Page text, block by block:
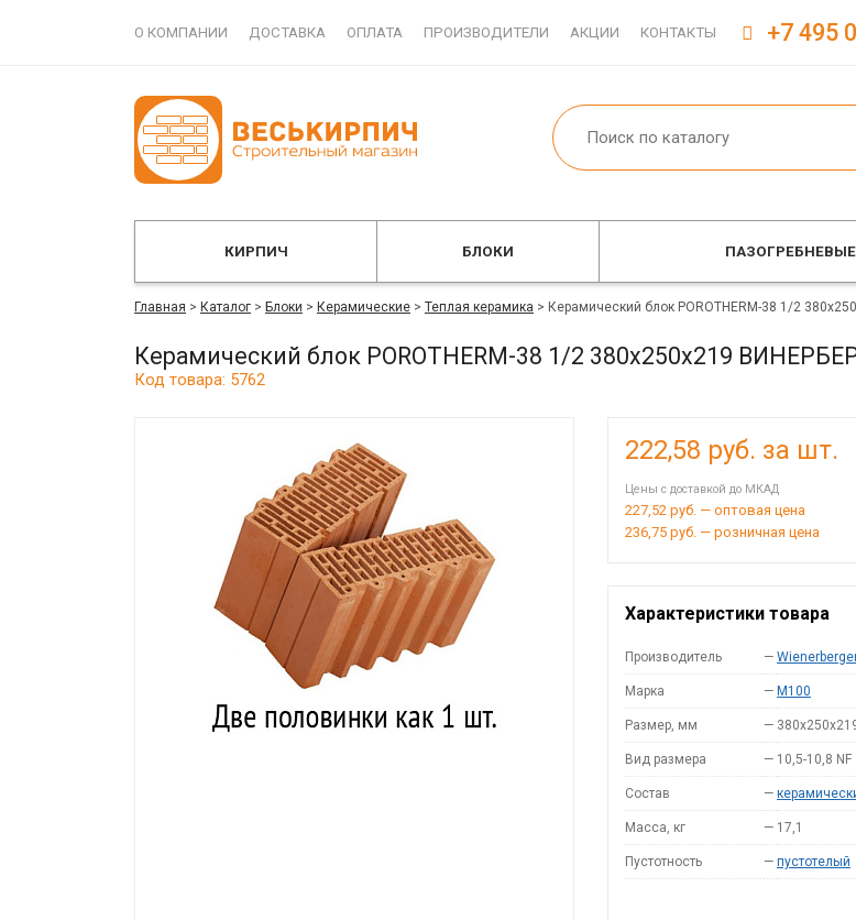
О КОМПАНИИ ДОСТАВКА ОПЛАТА ПРОИЗВОДИТЕЛИ АКЦИИ КОНТАКТЫ +7 495
КИРПИЧ БЛОКИ
Главная > Каталог > Блоки > Керамические > Теплая керамика > Керамический блок POROTHERM-38 1/2
Керамический блок POROTHERM-38 1/2 380x250x219
Код товара: 5762
222,58 руб. за шт.
Цены с доставкой до МКАД
227,52 руб. — оптовая цена
236,75 руб. — розничная цена
Характеристики товара
Производитель —
Марка — M100
Размер, мм —
Вид размера — 10,5-10,8 NF
Состав —
Масса, кг — 17,1
Пустотность — пустотелый